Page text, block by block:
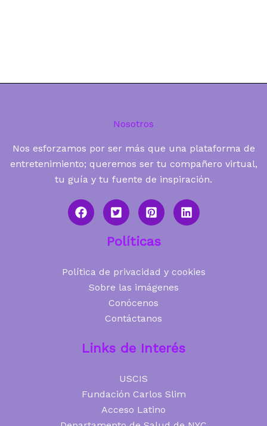
Nosotros
Nos esforzamos por ser más que una plataforma de
entretenimiento; queremos ser tu compañero virtual,
tu guía y tu fuente de inspiración.
Políticas
Política de privacidad y cookies
Sobre las imágenes
Conócenos
Contáctanos
Links de Interés
USCIS
Fundación Carlos Slim
Acceso Latino